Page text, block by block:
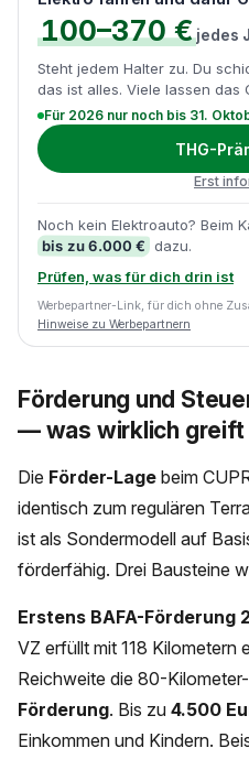
100–370 € jedes
Steht jedem Halter zu. Du
das ist alles. Viele lassen das
Für 2026 nur noch bis 31.
THG-
Erst
Noch kein Elektroauto? Beim
bis zu 6.000 € dazu.
Prüfen, was für dich drin ist
Werbepartner-Link, für dich ohne
Hinweise zu Werbepartnern
Förderung und
— was wirklich greift
Die Förder-Lage beim
identisch zum regulären
ist als Sondermodell auf
förderfähig. Drei Bausteine
Erstens BAFA-Förderung
VZ erfüllt mit 118 Kilometern
Reichweite die 80-
Förderung. Bis zu 4.500
Einkommen und Kindern.